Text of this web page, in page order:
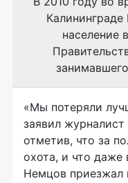
население
«Мы потеряли
заявил
отметив, что за
охота, и что даже
Немцов приезжал